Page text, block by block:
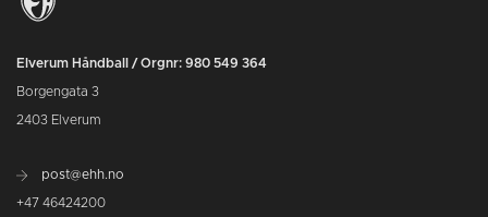
Elverum Håndball / Orgnr: 980 549 364
Borgengata 3
2403 Elverum
post@ehh.no
+47 46424200